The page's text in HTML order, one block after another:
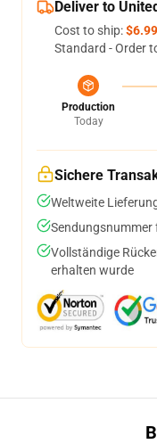
Deliver to
Cost to ship:$6.99
Standard - Order
Production
Today
Sichere
Weltweite
Sendungsnummer
Vollständige
erhalten wurde